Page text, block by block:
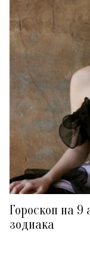
Гороскоп на 9
зодиака